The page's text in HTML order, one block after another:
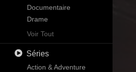
Documentaire
Drame
Familial
Fantastique
Histoire
Horreur
Voir Tout
Séries
Action & Adventure